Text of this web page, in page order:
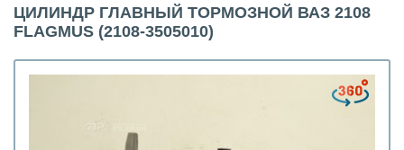
ЦИЛИНДР ГЛАВНЫЙ ТОРМОЗНОЙ ВАЗ 2108
FLAGMUS (2108-3505010)